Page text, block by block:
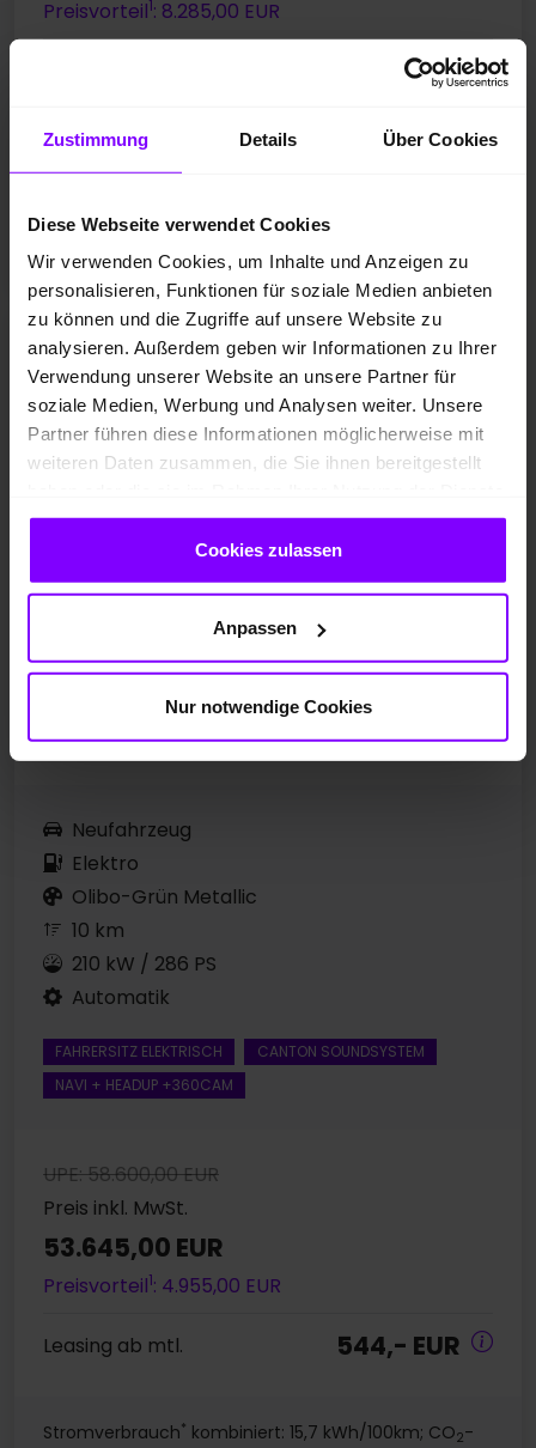
Zustimmung Details Über Cookies
Diese Webseite verwendet Cookies
Wir verwenden Cookies, um Inhalte und Anzeigen zu
personalisieren, Funktionen für soziale Medien anbieten
zu können und die Zugriffe auf unsere Website zu
analysieren. Außerdem geben wir Informationen zu Ihrer
Verwendung unserer Website an unsere Partner für
soziale Medien, Werbung und Analysen weiter. Unsere
Partner führen diese Informationen möglicherweise mit
weiteren Daten zusammen, die Sie ihnen bereitgestellt
gesammelt haben.
Cookies zulassen
Anpassen
Nur notwendige Cookies
Preisvorteil1: 8.285,00 EUR
425,- EUR
Stromverbrauch
Elektrische Reichweite kombiniert: 427 km
Skoda Enyaq
Neufahrzeug
Elektro
Olibo-Grün Metallic
10 km
210 kW / 286 PS
Automatik
FAHRERSITZ ELEKTRISCH
CANTON SOUNDSYSTEM
NAVI + HEADUP +360CAM
UPE: 58.600,00 EUR
Preis inkl. MwSt.
53.645,00 EUR
Preisvorteil1: 4.955,00 EUR
Leasing ab mtl. 544,- EUR
Stromverbrauch* kombiniert: 15,7 kWh/100km; CO2-